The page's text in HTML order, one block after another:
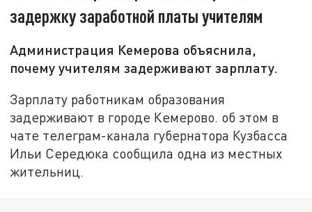
задержку заработной платы учителям
Администрация Кемерова объяснила,
почему учителям задерживают зарплату.
Зарплату работникам образования
задерживают в городе Кемерово. об этом в
чате телеграм-канала губернатора Кузбасса
Ильи Середюка сообщила одна из местных
жительниц.